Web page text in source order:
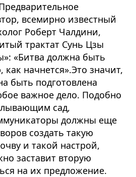
всемирно известный
Роберт Чалдини,
трактат Сунь Цзы
«Битва должна быть
как начнется».Это значит,
быть подготовлена
важное дело. Подобно
сад,
должны еще
создать такую
и такой настрой,
заставит вторую
на их предложение.